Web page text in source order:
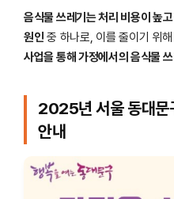
음식물 쓰레기는 처리 비용이 높
원인 중 하나로, 이를 줄이기 위
사업을 통해 가정에서의 음식물
2025년 서울 동대문
안내